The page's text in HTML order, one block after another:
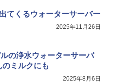
てくるウォーターサーバー
2025年11月26日
の浄水ウォーターサーバ
ミルクにも
2025年8月6日